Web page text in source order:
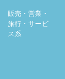
販売・営業・
旅行・サービ
ス系